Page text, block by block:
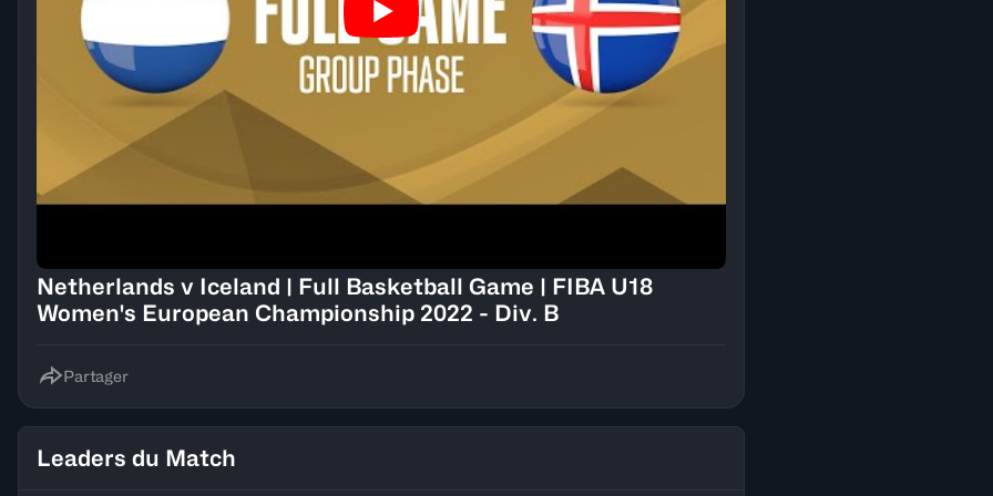
Netherlands v Iceland | Full Basketball Game | FIBA U18
Women's European Championship 2022 - Div. B
Partager
Leaders du Match